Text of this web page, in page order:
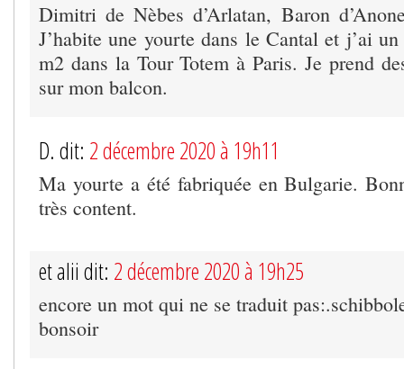
Dimitri de Nèbes d’Arlatan, Baron
J’habite une yourte dans le Cantal et j’ai
m2 dans la Tour Totem à Paris. Je prend
sur mon balcon.
D. dit: 2 décembre 2020 à 19h11
Ma yourte a été fabriquée en Bulgarie.
très content.
et alii dit: 2 décembre 2020 à 19h25
encore un mot qui ne se traduit
bonsoir